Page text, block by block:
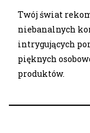
Twój świat
niebanalnych
intrygujących
pięknych
produktów.